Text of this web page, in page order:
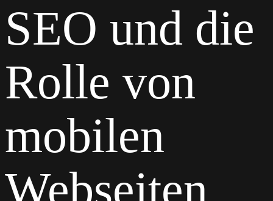
SEO und die
Rolle von
mobilen
Webseiten